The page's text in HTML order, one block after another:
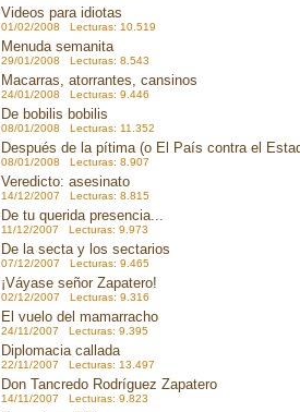
Videos para idiotas
01/02/2008 Lecturas: 10.519
Menuda semanita
29/01/2008 Lecturas: 8.543
Macarras, atorrantes, cansinos
24/01/2008 Lecturas: 9.446
De bobilis bobilis
08/01/2008 Lecturas: 11.352
Después de la pítima (o El País contra el
08/01/2008 Lecturas: 8.907
Veredicto: asesinato
14/12/2007 Lecturas: 8.815
De tu querida presencia...
11/12/2007 Lecturas: 9.973
De la secta y los sectarios
07/12/2007 Lecturas: 9.465
¡Váyase señor Zapatero!
02/12/2007 Lecturas: 9.316
El vuelo del mamarracho
24/11/2007 Lecturas: 9.395
Diplomacia callada
22/11/2007 Lecturas: 13.497
Don Tancredo Rodríguez Zapatero
14/11/2007 Lecturas: 9.823